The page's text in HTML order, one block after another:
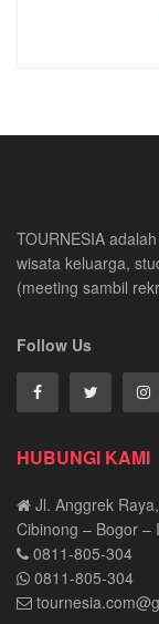
TOURNESIA
wisata keluarga,
(meeting sambil
Follow Us
HUBUNGI KAMI
Jl. Anggrek
Cibinong – Bogor –
0811-805-304
0811-805-304